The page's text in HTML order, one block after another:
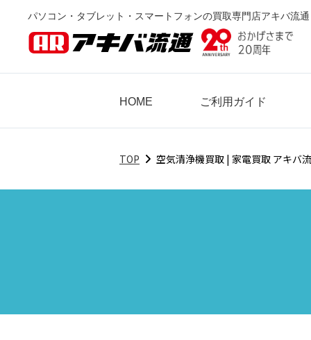
パソコン・タブレット・スマートフォンの買取専門店アキバ流通
HOME ご利用ガイド
TOP 空気清浄機買取 | 家電買取 アキバ